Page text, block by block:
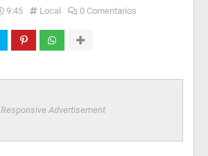
9:45 Local 0 Comentarios
Responsive Advertisement